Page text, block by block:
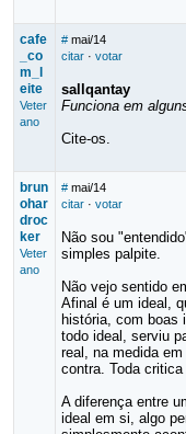
cafe
_co
m_l
eite
Veter
ano
# mai/14
citar· votar
sallqantay
Funciona em
Cite-os.
brun
ohar
droc
ker
Veter
ano
# mai/14
citar· votar
Não sou
simples palpite.
Não vejo sentido
Afinal é um ideal,
história, com boas
todo ideal, serviu
real, na medida
contra. Toda
A diferença entre
ideal em si, algo